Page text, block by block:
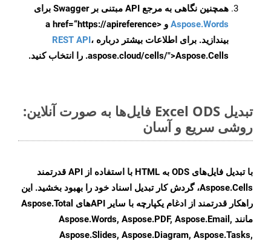
همچنین نگاهی به مرجع API مبتنی بر Swagger برای
Aspose.Words
و <a href=“https://apireference
بیندازید. برای اطلاعات بیشتر درباره REST API،
.aspose.cloud/cells/">Aspose.Cells را انتخاب کنید.
تبدیل Excel ODS فایل‌ها به صورت آنلاین:
روشی سریع و آسان
با تبدیل فایل‌های ODS به HTML با استفاده از API قدرتمند
Aspose.Cells، گردش کار تبدیل اسناد خود را بهبود بخشید. این
راهکار قدرتمند از ادغام یکپارچه با سایر APIهای Aspose.Total
مانند Aspose.Words, Aspose.PDF, Aspose.Email,
Aspose.Slides, Aspose.Diagram, Aspose.Tasks,